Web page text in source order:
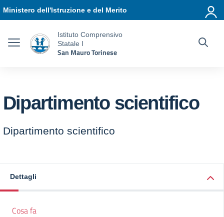
Vai ai contenuti
Vai al menu di navigazione
Vai al footer
Ministero dell'Istruzione e del Merito
Istituto Comprensivo
Statale I
San Mauro Torinese
Dipartimento scientifico
Dipartimento scientifico
Dettagli
Cosa fa